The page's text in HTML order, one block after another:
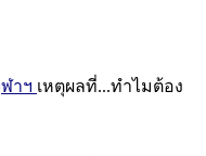
าฯ เหตุผลที่...ทำไมต้อง